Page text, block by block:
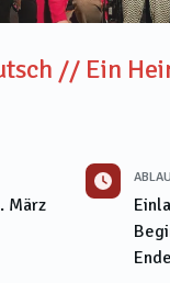
// Ein
März
Ende